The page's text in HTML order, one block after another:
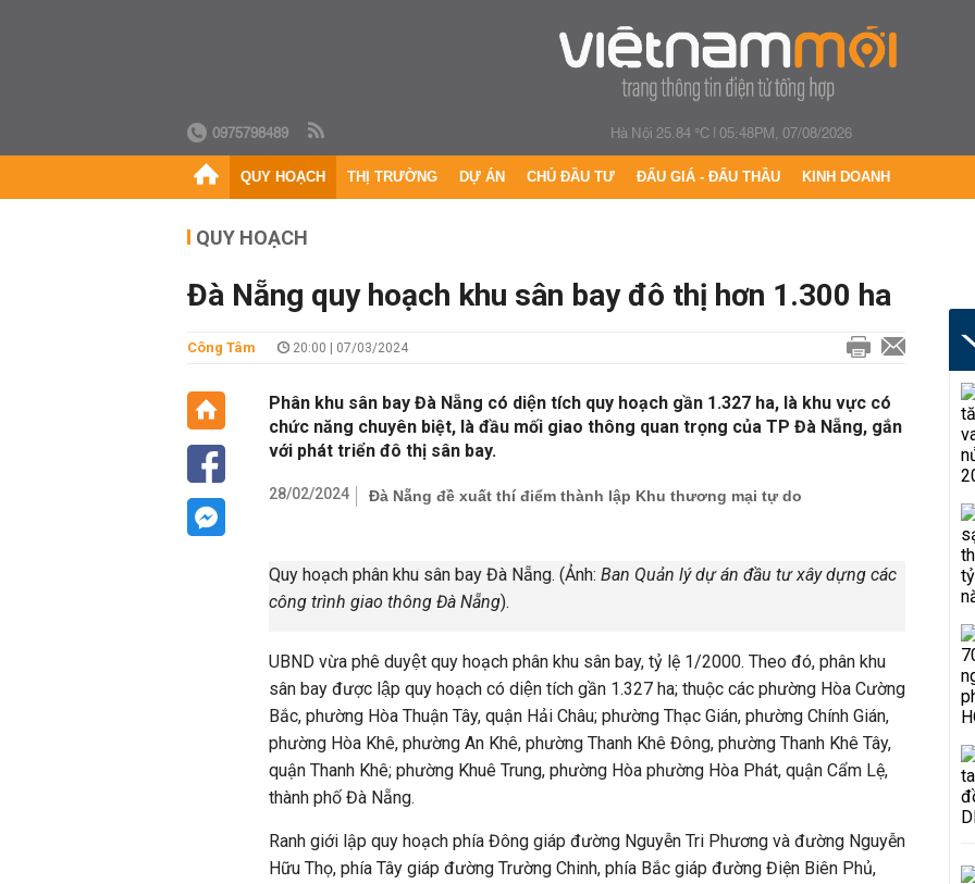
0975798489 Hà Nội 25.84 °C|05:48PM, 07/08/2026
QUY HOẠCH THỊ TRƯỜNG DỰ ÁN CHỦ ĐẦU TƯ ĐẤU GIÁ - ĐẤU THẦU KINH DOANH
QUY HOẠCH
Đà Nẵng quy hoạch khu sân bay đô thị hơn 1.300 ha
Công Tâm 20:00 | 07/03/2024
Phân khu sân bay Đà Nẵng có diện tích quy hoạch gần 1.327 ha, là khu vực có
chức năng chuyên biệt, là đầu mối giao thông quan trọng của TP Đà Nẵng, gắn
với phát triển đô thị sân bay.
28/02/2024 Đà Nẵng đề xuất thí điểm thành lập Khu thương mại tự do
Quy hoạch phân khu sân bay Đà Nẵng. (Ảnh: Ban Quản lý dự án đầu tư xây dựng các
công trình giao thông Đà Nẵng).
UBND vừa phê duyệt quy hoạch phân khu sân bay, tỷ lệ 1/2000. Theo đó, phân khu
sân bay được lập quy hoạch có diện tích gần 1.327 ha; thuộc các phường Hòa Cường
Bắc, phường Hòa Thuận Tây, quận Hải Châu; phường Thạc Gián, phường Chính Gián,
phường Hòa Khê, phường An Khê, phường Thanh Khê Đông, phường Thanh Khê Tây,
quận Thanh Khê; phường Khuê Trung, phường Hòa phường Hòa Phát, quận Cẩm Lệ,
thành phố Đà Nẵng.
Ranh giới lập quy hoạch phía Đông giáp đường Nguyễn Tri Phương và đường Nguyễn
Hữu Thọ, phía Tây giáp đường Trường Chinh, phía Bắc giáp đường Điện Biên Phủ,